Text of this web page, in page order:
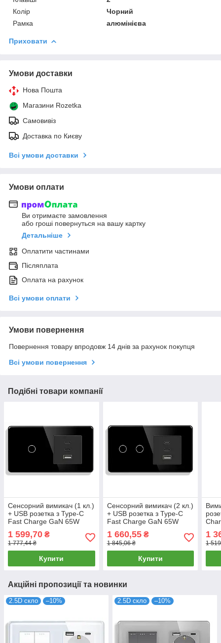
Колір
Чорний
Рамка
алюмінієва
Приховати
Умови доставки
Нова Пошта
Магазини Rozetka
Самовивіз
Доставка по Києву
Всі умови доставки
Умови оплати
Ви отримаєте замовлення
або гроші повернуться на вашу картку
Детальніше
Оплатити частинами
Післяплата
Оплата на рахунок
Всі умови оплати
Умови повернення
Повернення товару впродовж 14 днів за рахунок покупця
Всі умови повернення
Подібні товари компанії
Сенсорний вимикач (1 кл.)
+ USB розетка з Type-C
Fast Charge GaN 65W
(G157D-SW1G-FC65W.BL)
1 599,70 ₴
1 777,44 ₴
Купити
Сенсорний вимикач (2 кл.)
+ USB розетка з Type-C
Fast Charge GaN 65W
(G157D-SW2G-FC65W.BL)
1 660,55₴
1 845,06 ₴
Купити
1
1
Акційні пропозиції та новинки
2.5D скло –10% 2.5D скло –10%